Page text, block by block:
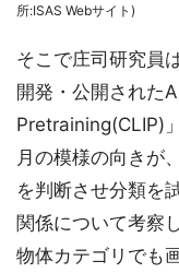
所:ISAS Webサイト)
そこで庄司研究員
開発・公開された
Pretraining(CLIP)
月の模様の向きが
を判断させ分類を
関係について考察
物体カテゴリでも